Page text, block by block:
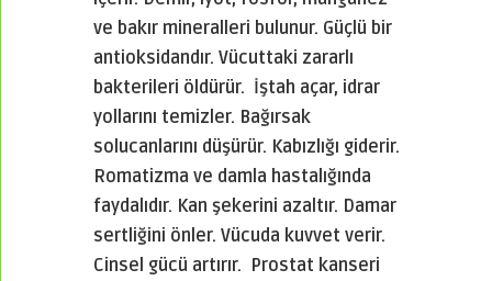
ve bakır mineralleri bulunur. Güçlü bir
antioksidandır. Vücuttaki zararlı
bakterileri öldürür. İştah açar, idrar
yollarını temizler. Bağırsak
solucanlarını düşürür. Kabızlığı giderir.
Romatizma ve damla hastalığında
faydalıdır. Kan şekerini azaltır. Damar
sertliğini önler. Vücuda kuvvet verir.
Cinsel gücü artırır. Prostat kanseri